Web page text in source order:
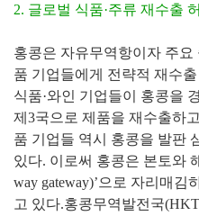
2. 글로벌 식품·주류 재수출
홍콩은 자유무역항이자 주
품 기업들에게 전략적 재수
식품·와인 기업들이 홍콩을
제3국으로 제품을 재수출하
품 기업들 역시 홍콩을 발판
있다. 이로써 홍콩은 본토와
way gateway)’으로 자리매김
고 있다.홍콩무역발전국